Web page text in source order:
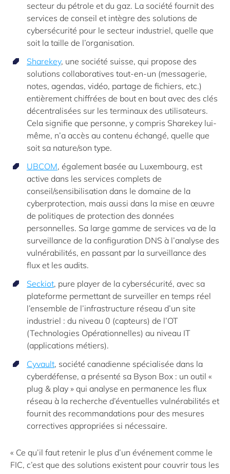
secteur du pétrole et du gaz. La société fournit des
services de conseil et intègre des solutions de
cybersécurité pour le secteur industriel, quelle que
soit la taille de l’organisation.
Sharekey, une société suisse, qui propose des
solutions collaboratives tout-en-un (messagerie,
notes, agendas, vidéo, partage de fichiers, etc.)
entièrement chiffrées de bout en bout avec des clés
décentralisées sur les terminaux des utilisateurs.
Cela signifie que personne, y compris Sharekey lui-
même, n’a accès au contenu échangé, quelle que
soit sa nature/son type.
UBCOM, également basée au Luxembourg, est
active dans les services complets de
conseil/sensibilisation dans le domaine de la
cyberprotection, mais aussi dans la mise en œuvre
de politiques de protection des données
personnelles. Sa large gamme de services va de la
surveillance de la configuration DNS à l’analyse des
vulnérabilités, en passant par la surveillance des
flux et les audits.
Seckiot, pure player de la cybersécurité, avec sa
plateforme permettant de surveiller en temps réel
l’ensemble de l’infrastructure réseau d’un site
industriel : du niveau 0 (capteurs) de l’OT
(Technologies Opérationnelles) au niveau IT
(applications métiers).
Cyvault, société canadienne spécialisée dans la
cyberdéfense, a présenté sa Byson Box : un outil «
plug & play » qui analyse en permanence les flux
réseau à la recherche d’éventuelles vulnérabilités et
fournit des recommandations pour des mesures
correctives appropriées si nécessaire.
« Ce qu’il faut retenir le plus d’un événement comme le
FIC, c’est que des solutions existent pour couvrir tous les